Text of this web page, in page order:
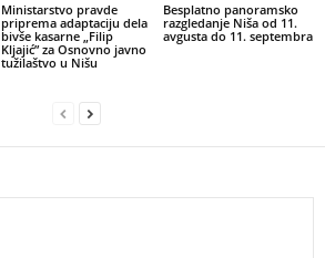
Ministarstvo pravde
priprema adaptaciju dela
bivše kasarne „Filip
Kljajić” za Osnovno javno
tužilaštvo u Nišu
Besplatno panoramsko
razgledanje Niša od 11.
avgusta do 11. septembra